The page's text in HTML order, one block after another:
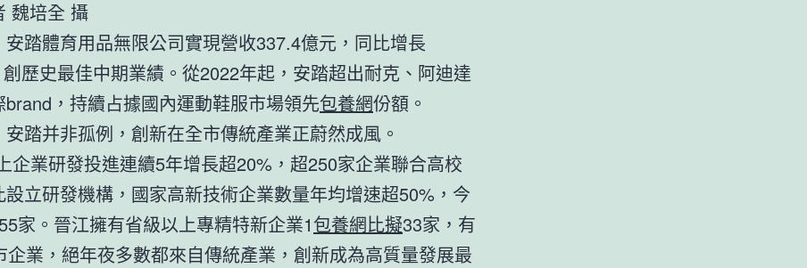
魏培全 攝
安踏體育用品無限公司實現營收337.4億元，同比增長
歷史最佳中期業績。從2022年起，安踏超出耐克、阿迪達
，持續占據國內運動鞋服市場領先包養網份額。
安踏并非孤例，創新在全市傳統產業正蔚然成風。
企業研發投進連續5年增長超20%，超250家企業聯合高校
設立研發機構，國家高新技術企業數量年均增速超50%，今
家。晉江擁有省級以上專精特新企業1包養網比擬33家，有
企業，絕年夜多數都來自傳統產業，創新成為高質量發展最